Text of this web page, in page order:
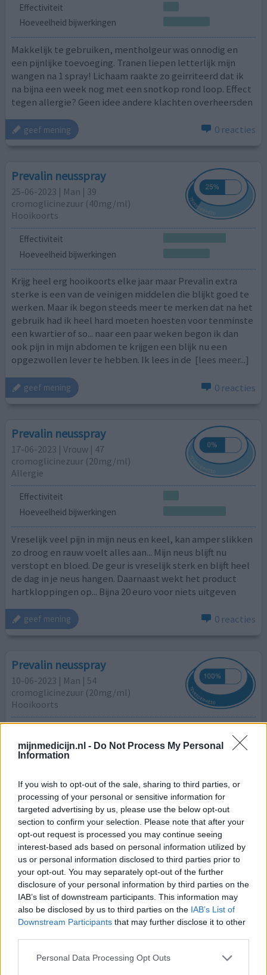
mijnmedicijn.nl - Do Not Process My Personal
Information
If you wish to opt-out of the sale, sharing to third parties, or
processing of your personal or sensitive information for
targeted advertising by us, please use the below opt-out
section to confirm your selection. Please note that after your
opt-out request is processed you may continue seeing
interest-based ads based on personal information utilized by
us or personal information disclosed to third parties prior to
your opt-out. You may separately opt-out of the further
disclosure of your personal information by third parties on the
IAB’s list of downstream participants. This information may
also be disclosed by us to third parties on the IAB’s List of
Downstream Participants that may further disclose it to other
Personal Data Processing Opt Outs
Effectiviteit
Hoeveelheid bijwerkingen
Makkelijk te gebruiken, mentholgeur was onnodig en
een pijnlijke toevoeging. Tranen liepen letterlijk mijn
wangen na 1 spray! Lichaam raakte zo geirriteerd dat ik
na bijna een week nog met een snotkop rond loop. Effect
tegen allergie? Geen idee andere klachten overheersden
geef mening 0 reacties
Prevalin neusspray
25-06-2023 | Man | 39
cromoglicinezuur (40mg/ml)
Hooikoorts
Effectiviteit
Hoeveelheid bijwerkingen
Krijg heel erg hooikoorts elke jaar maar Prevalin extra
sterke is een van de veinigen middelen die blijkt goed te
werken. Maar ik begon steeds meer te merken dat na het
gebruik had ik heel hard moeten hoesten voor tenminste
een kwartier of so... naar een paar weken begon ik dan
ook pijn in mijn abdomen te krijgen een blijk nu een
opgezwollen lever te hebben. Ik lees in de [lees meer...]
geef mening 0 reacties
Prevalin neusspray
17-06-2023 | Vrouw | 47
cromoglicinezuur (20mg/ml)
Allergie
Effectiviteit
Hoeveelheid bijwerkingen
Vreselijk veel pijn in mijn neus en keel, kan amper slikken
zo droog en rauw voelt alles aan... Mijn neus blijft nu
verstopt en bloed. De geur is vreselijk sterk en blijft heel
de dag in je neus hangen. Daarnaast wekt het product
hartkloppingen op... Bijna 20 euro voor niets uitgeven
geef mening 0 reacties
Prevalin neusspray
10-06-2023 | Man | 54
cromoglicinezuur (20mg/ml)
Hooikoorts
Hoeveelheid bijwerkingen
(was in mijn jonge jaren nogal een feestbeest) bij speed
en ik krijg soms hartkloppingen zoals bij speed........Het
werkt prima tegen mijn hooikoorts hoor maar is dit wel
zuivere koffie?
geef mening 0 reacties
Prevalin neusspray
07-06-2022 | Vrouw | 47
cromoglicinezuur (20mg/ml)
Effectiviteit